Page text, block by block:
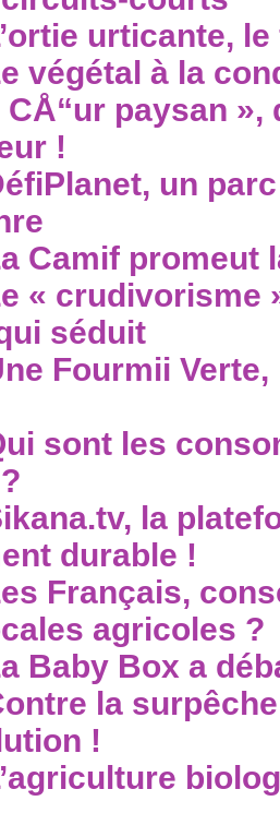
urticante,
végétal à la
CÅ“ur paysan
!
un
Camif promeut
« crudivorisme
séduit
Fourmii
sont les
la
durable !
Français,
agricoles ?
Baby Box a
la
!